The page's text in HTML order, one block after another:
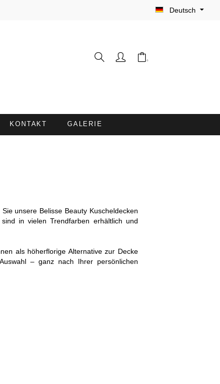
Deutsch
KONTAKT GALERIE
NASENÖFFNUNG
unsere Belisse Beauty Kuscheldecken
in vielen Trendfarben erhältlich und
als höherflorige Alternative zur Decke
– ganz nach Ihrer persönlichen